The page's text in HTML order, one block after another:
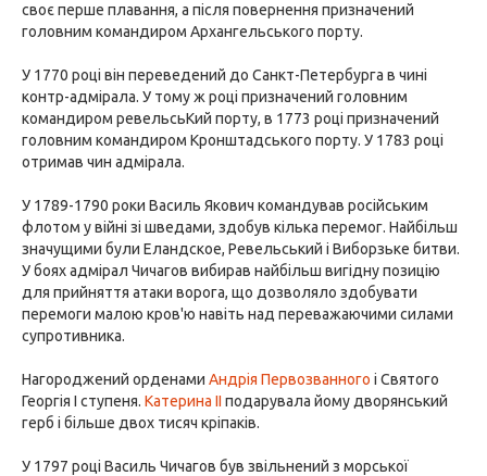
своє перше плавання, а після повернення призначений
головним командиром Архангельського порту.
У 1770 році він переведений до Санкт-Петербурга в чині
контр-адмірала. У тому ж році призначений головним
командиром ревельсьКий порту, в 1773 році призначений
головним командиром Кронштадського порту. У 1783 році
отримав чин адмірала.
У 1789-1790 роки Василь Якович командував російським
флотом у війні зі шведами, здобув кілька перемог. Найбільш
значущими були Еландское, Ревельський і Виборзьке битви.
У боях адмірал Чичагов вибирав найбільш вигідну позицію
для прийняття атаки ворога, що дозволяло здобувати
перемоги малою кров'ю навіть над переважаючими силами
супротивника.
Нагороджений орденами Андрія Первозванного і Святого
Георгія I ступеня. Катерина II подарувала йому дворянський
герб і більше двох тисяч кріпаків.
У 1797 році Василь Чичагов був звільнений з морської